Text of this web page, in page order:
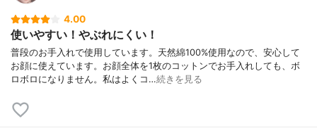
4.00
使いやすい！やぶれにくい！
普段のお手入れで使用しています。天然綿100%使用なので、安心して
お顔に使えています。お顔全体を1枚のコットンでお手入れしても、ボ
ロボロになりません。私はよくコ…続きを見る